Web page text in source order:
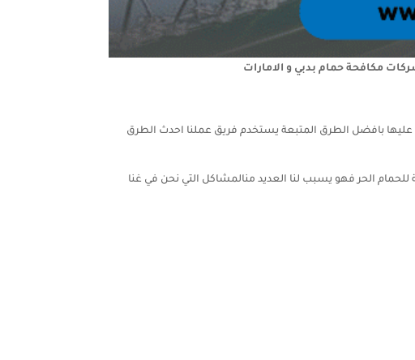
مكافحة حمام بدبي و الامارات
بافضل الطرق المتبعة يستخدم فريق عملنا احدث الطرق
للحمام الحر فهو يسبب لنا العديد منالمشاكل التي نحن في غنا